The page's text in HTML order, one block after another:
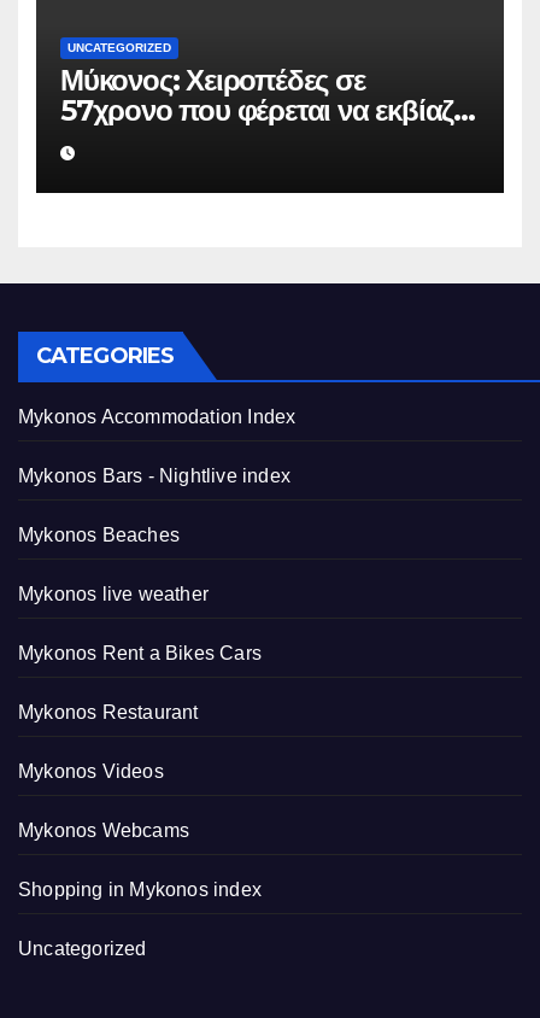
UNCATEGORIZED
Μύκονος: Χειροπέδες σε
57χρονο που φέρεται να εκβίαζε
επιχείρηση για να «θάψει»
ψευδείς καταγγελίες – Η παγίδα
που του έστησε η ΕΛ.ΑΣ.
CATEGORIES
Mykonos Accommodation Index
Mykonos Bars - Nightlive index
Mykonos Beaches
Mykonos live weather
Mykonos Rent a Bikes Cars
Mykonos Restaurant
Mykonos Videos
Mykonos Webcams
Shopping in Mykonos index
Uncategorized